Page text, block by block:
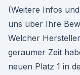
(Weitere Infos
uns über Ihre
Welcher
geraumer Zeit
neuen Platz 1 in